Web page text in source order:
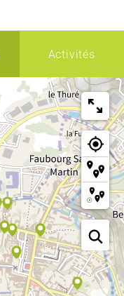
Activités